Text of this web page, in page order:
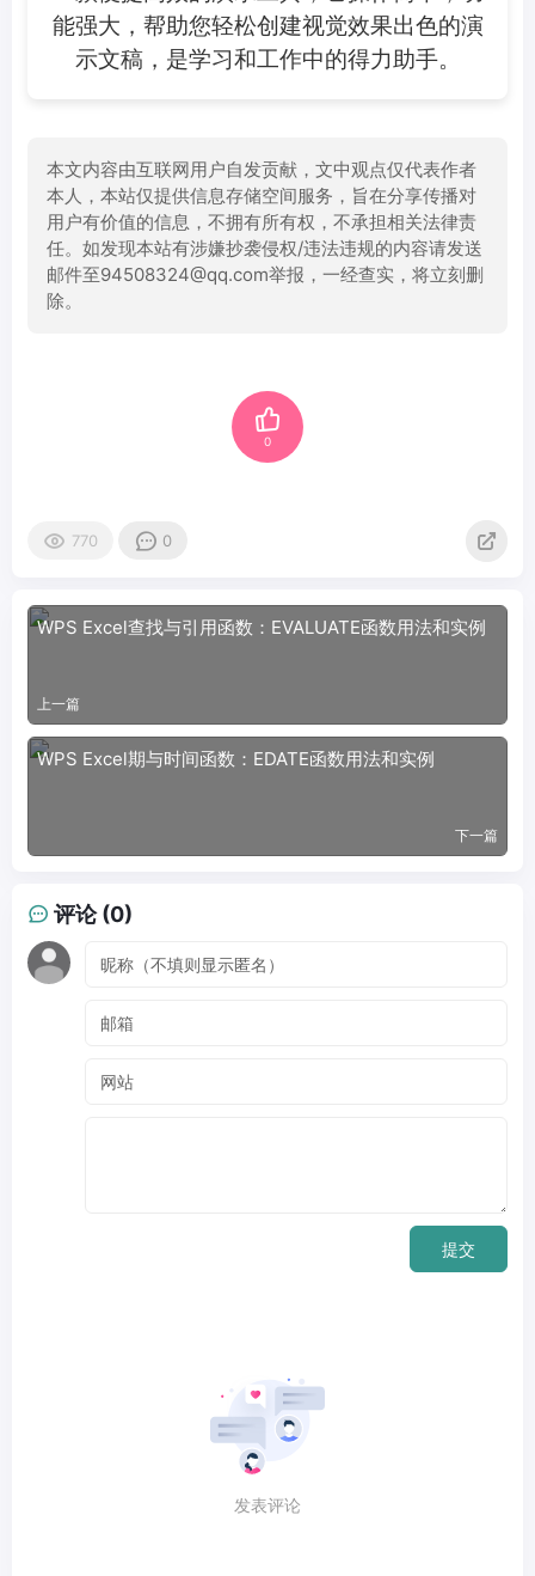
能强大，帮助您轻松创建视觉效果出色的演
示文稿，是学习和工作中的得力助手。
本文内容由互联网用户自发贡献，文中观点仅代表作者
本人，本站仅提供信息存储空间服务，旨在分享传播对
用户有价值的信息，不拥有所有权，不承担相关法律责
任。如发现本站有涉嫌抄袭侵权/违法违规的内容请发送
邮件至94508324@qq.com举报，一经查实，将立刻删
除。
0
770 0
WPS Excel查找与引用函数：EVALUATE函数用法和实例
上一篇
WPS Excel期与时间函数：EDATE函数用法和实例
下一篇
评论 (0)
提交
发表评论